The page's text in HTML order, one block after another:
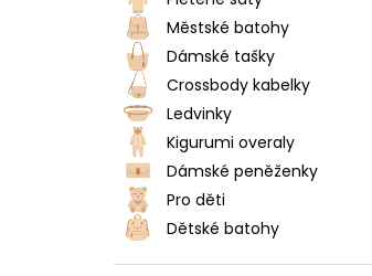
Městské batohy
Dámské tašky
Crossbody kabelky
Ledvinky
Kigurumi overaly
Dámské peněženky
Pro děti
Dětské batohy
DÁMSKÉ ČERNÉ LETNÍ MINI ŠATY S
OZDOBNÝM BOHO POTISKEM
769 Kč